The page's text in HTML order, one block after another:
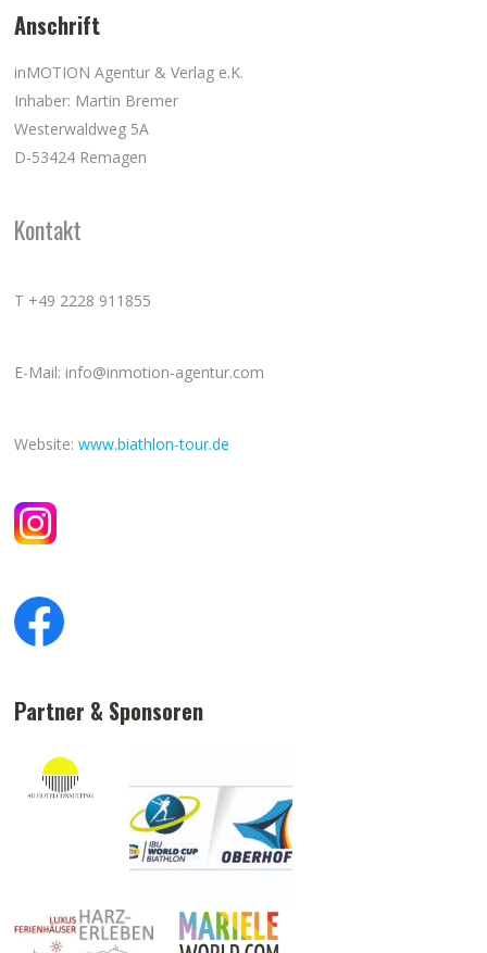
Anschrift
inMOTION Agentur & Verlag e.K.
Inhaber: Martin Bremer
Westerwaldweg 5A
D-53424 Remagen
Kontakt
T +49 2228 911855
E-Mail: info@inmotion-agentur.com
Website:www.biathlon-tour.de
Partner & Sponsoren